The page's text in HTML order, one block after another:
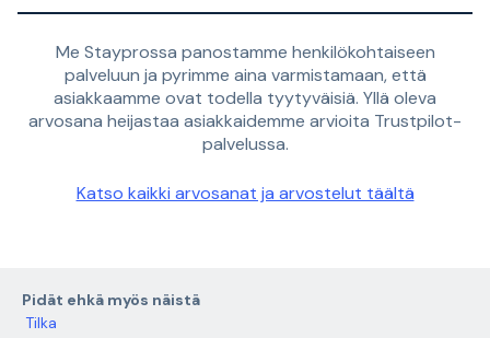
Me Stayprossa panostamme henkilökohtaiseen
palveluun ja pyrimme aina varmistamaan, että
asiakkaamme ovat todella tyytyväisiä. Yllä oleva
arvosana heijastaa asiakkaidemme arvioita Trustpilot-
palvelussa.
Katso kaikki arvosanat ja arvostelut täältä
Pidät ehkä myös näistä
Tilka